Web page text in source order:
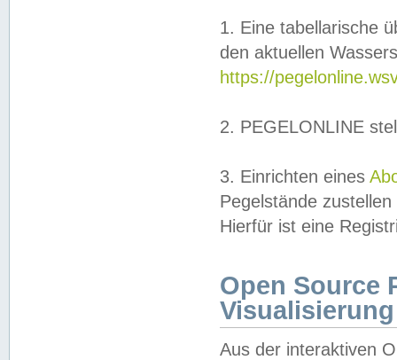
1. Eine tabellarische
den aktuellen
https://
2. PEGELONLINE
3. Einrichten eines
Pegelstände
Hierfür ist eine
Open Source
Visualisierung
Aus der interaktiven